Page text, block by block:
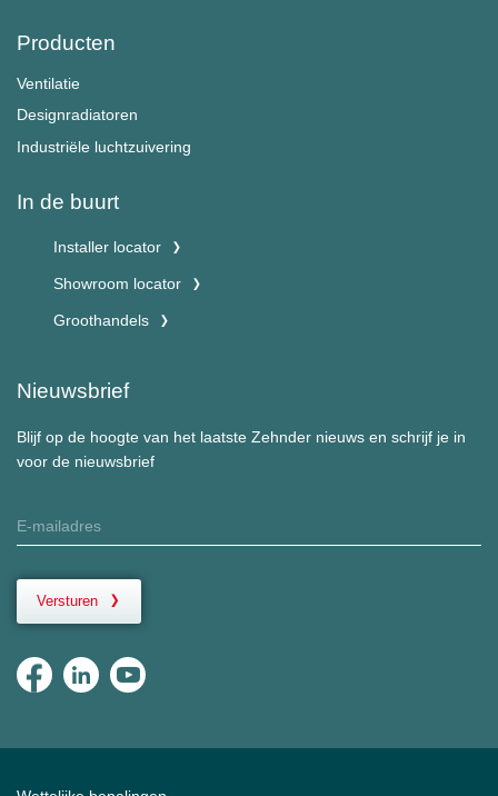
Producten
Ventilatie
Designradiatoren
Industriële luchtzuivering
In de buurt
Installer locator
Showroom locator
Groothandels
Nieuwsbrief
Blijf op de hoogte van het laatste Zehnder nieuws en schrijf je in
voor de nieuwsbrief
Versturen